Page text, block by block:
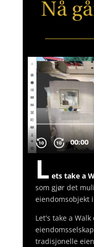
Nå
L ets take a
som gjør det
eiendomsobjekt i
Let's take a
tradisjonelle